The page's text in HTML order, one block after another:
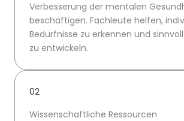
Verbesserung der mentalen
beschäftigen. Fachleute helfen,
Bedürfnisse zu erkennen und
zu entwickeln.
02
Wissenschaftliche Ressourcen